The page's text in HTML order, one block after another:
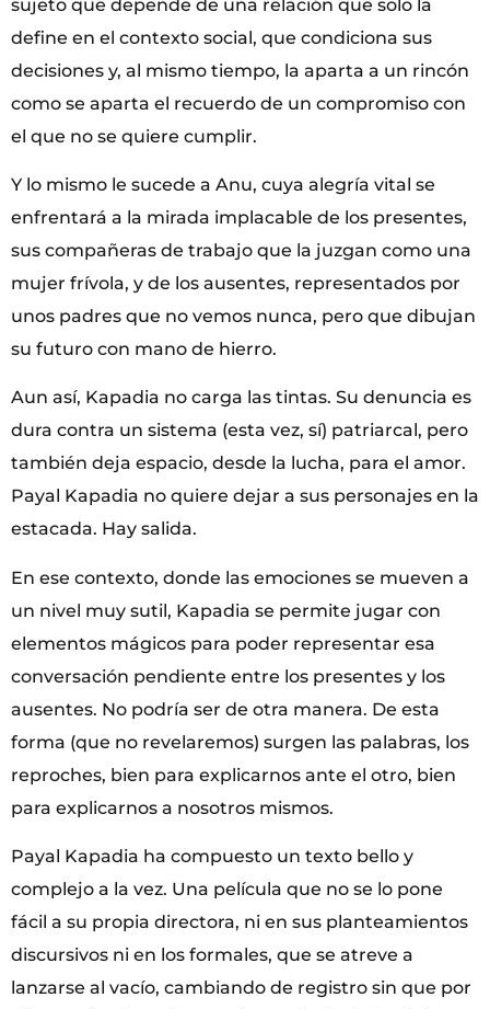
sujeto que depende de una relación que solo la
define en el contexto social, que condiciona sus
decisiones y, al mismo tiempo, la aparta a un rincón
como se aparta el recuerdo de un compromiso con
el que no se quiere cumplir.
Y lo mismo le sucede a Anu, cuya alegría vital se
enfrentará a la mirada implacable de los presentes,
sus compañeras de trabajo que la juzgan como una
mujer frívola, y de los ausentes, representados por
unos padres que no vemos nunca, pero que dibujan
su futuro con mano de hierro.
Aun así, Kapadia no carga las tintas. Su denuncia es
dura contra un sistema (esta vez, sí) patriarcal, pero
también deja espacio, desde la lucha, para el amor.
Payal Kapadia no quiere dejar a sus personajes en la
estacada. Hay salida.
En ese contexto, donde las emociones se mueven a
un nivel muy sutil, Kapadia se permite jugar con
elementos mágicos para poder representar esa
conversación pendiente entre los presentes y los
ausentes. No podría ser de otra manera. De esta
forma (que no revelaremos) surgen las palabras, los
reproches, bien para explicarnos ante el otro, bien
para explicarnos a nosotros mismos.
Payal Kapadia ha compuesto un texto bello y
complejo a la vez. Una película que no se lo pone
fácil a su propia directora, ni en sus planteamientos
discursivos ni en los formales, que se atreve a
lanzarse al vacío, cambiando de registro sin que por